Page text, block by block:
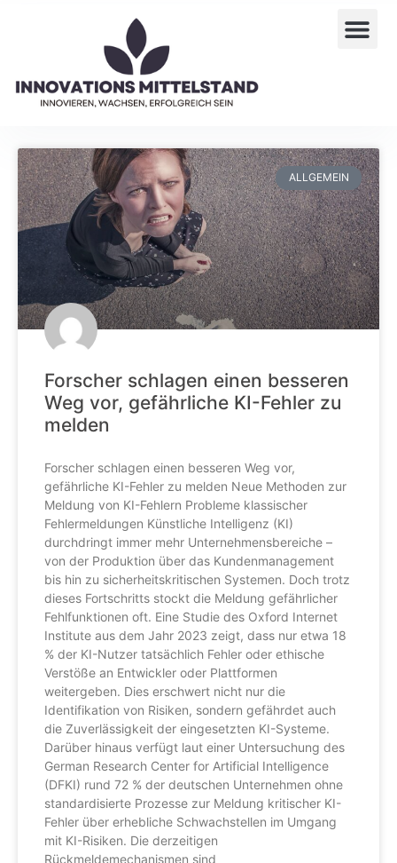
ALLGEMEIN
Forscher schlagen einen besseren
Weg vor, gefährliche KI-Fehler zu
melden
Forscher schlagen einen besseren Weg vor,
gefährliche KI-Fehler zu melden Neue Methoden zur
Meldung von KI-Fehlern Probleme klassischer
Fehlermeldungen Künstliche Intelligenz (KI)
durchdringt immer mehr Unternehmensbereiche –
von der Produktion über das Kundenmanagement
bis hin zu sicherheitskritischen Systemen. Doch trotz
dieses Fortschritts stockt die Meldung gefährlicher
Fehlfunktionen oft. Eine Studie des Oxford Internet
Institute aus dem Jahr 2023 zeigt, dass nur etwa 18
% der KI-Nutzer tatsächlich Fehler oder ethische
Verstöße an Entwickler oder Plattformen
weitergeben. Dies erschwert nicht nur die
Identifikation von Risiken, sondern gefährdet auch
die Zuverlässigkeit der eingesetzten KI-Systeme.
Darüber hinaus verfügt laut einer Untersuchung des
German Research Center for Artificial Intelligence
(DFKI) rund 72 % der deutschen Unternehmen ohne
standardisierte Prozesse zur Meldung kritischer KI-
Fehler über erhebliche Schwachstellen im Umgang
mit KI-Risiken. Die derzeitigen
Rückmeldemechanismen sind